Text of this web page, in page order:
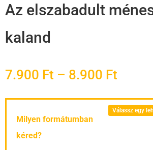
Az elszabadult
kaland
7.900 Ft – 8.900 Ft
-
Milyen formátumban
kéred?